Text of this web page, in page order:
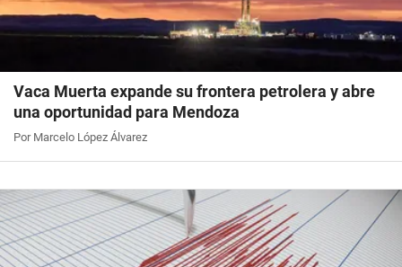
Vaca Muerta expande su frontera petrolera y abre
una oportunidad para Mendoza
Por Marcelo López Álvarez